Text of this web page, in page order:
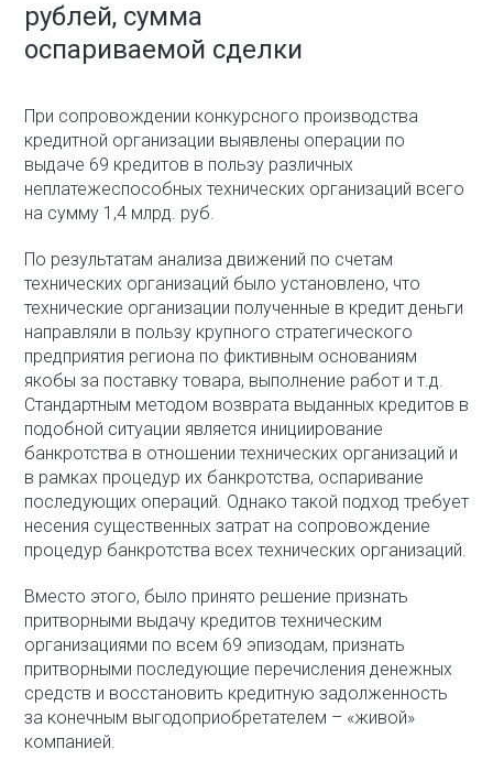
рублей, сумма
оспариваемой сделки
При сопровождении конкурсного производства
кредитной организации выявлены операции по
выдаче 69 кредитов в пользу различных
неплатежеспособных технических организаций всего
на сумму 1,4 млрд. руб.
По результатам анализа движений по счетам
технических организаций было установлено, что
технические организации полученные в кредит деньги
направляли в пользу крупного стратегического
предприятия региона по фиктивным основаниям
якобы за поставку товара, выполнение работ и т.д.
Стандартным методом возврата выданных кредитов в
подобной ситуации является инициирование
банкротства в отношении технических организаций и
в рамках процедур их банкротства, оспаривание
последующих операций. Однако такой подход требует
несения существенных затрат на сопровождение
процедур банкротства всех технических организаций.
Вместо этого, было принято решение признать
притворными выдачу кредитов техническим
организациями по всем 69 эпизодам, признать
притворными последующие перечисления денежных
средств и восстановить кредитную задолженность
за конечным выгодоприобретателем – «живой»
компанией.